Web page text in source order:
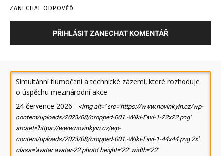
ZANECHAT ODPOVĚĎ
PŘIHLÁSIT ZANECHAT KOMENTÁŘ
Simultánní tlumočení a technické zázemí, které rozhoduje
o úspěchu mezinárodní akce
24 července 2026 - <img alt='' src='https://www.novinkyin.cz/wp-
content/uploads/2023/08/cropped-001.-Wiki-Favi-1-22x22.png'
srcset='https://www.novinkyin.cz/wp-
content/uploads/2023/08/cropped-001.-Wiki-Favi-1-44x44.png 2x'
class='avatar avatar-22 photo' height='22' width='22'